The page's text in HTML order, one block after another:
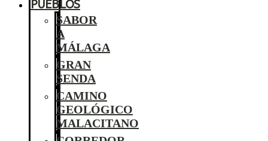
PUEBLOS
SABOR
A
MÁLAGA
GRAN
SENDA
CAMINO
GEOLÓGICO
MALACITANO